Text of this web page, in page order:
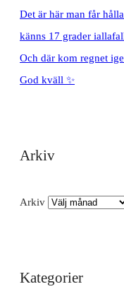
Det är här man får
känns 17 grader
Och där kom regnet
God kväll ✨
Arkiv
Arkiv
Kategorier